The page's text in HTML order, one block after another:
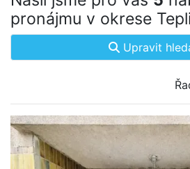
pronájmu v okrese
Upravit